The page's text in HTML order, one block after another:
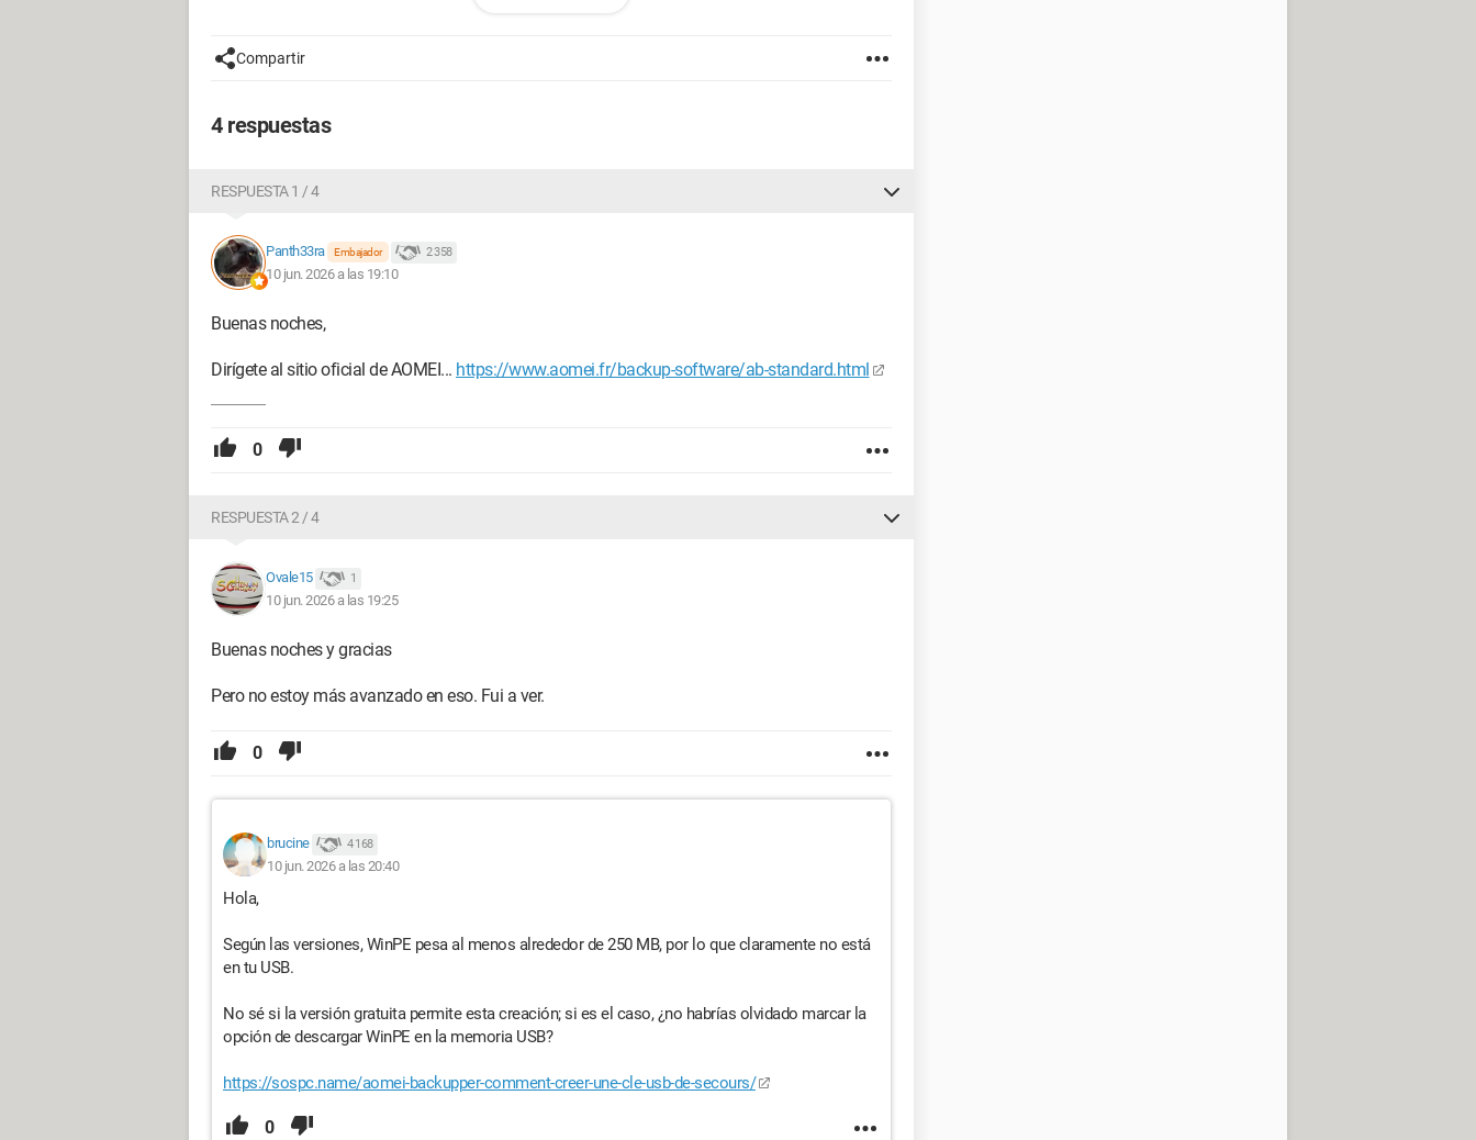
Compartir
4 respuestas
RESPUESTA 1 / 4
Panth33ra Embajador 2 358
10 jun. 2026 a las 19:10
Buenas noches,
Dirígete al sitio oficial de AOMEI... https://www.aomei.fr/backup-software/ab-standard.html
0
RESPUESTA 2 / 4
Ovale15 1
10 jun. 2026 a las 19:25
Buenas noches y gracias
Pero no estoy más avanzado en eso. Fui a ver.
0
brucine 4 168
10 jun. 2026 a las 20:40
Hola,
Según las versiones, WinPE pesa al menos alrededor de 250 MB, por lo que claramente no está
en tu USB.
No sé si la versión gratuita permite esta creación; si es el caso, ¿no habrías olvidado marcar la
opción de descargar WinPE en la memoria USB?
https://sospc.name/aomei-backupper-comment-creer-une-cle-usb-de-secours/
0